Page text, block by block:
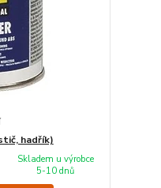
hadřík)
Skladem u výrobce
5-10 dnů